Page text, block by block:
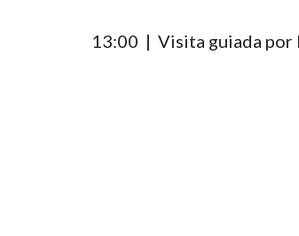
13:00
  |
Visita guiada por